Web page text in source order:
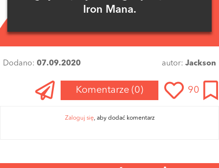
Iron Mana.
Dodano: 07.09.2020 autor: Jackson
Komentarze (0) 90
Zaloguj się, aby dodać komentarz